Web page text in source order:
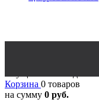
Корзина 0 товаров
на сумму 0 руб.